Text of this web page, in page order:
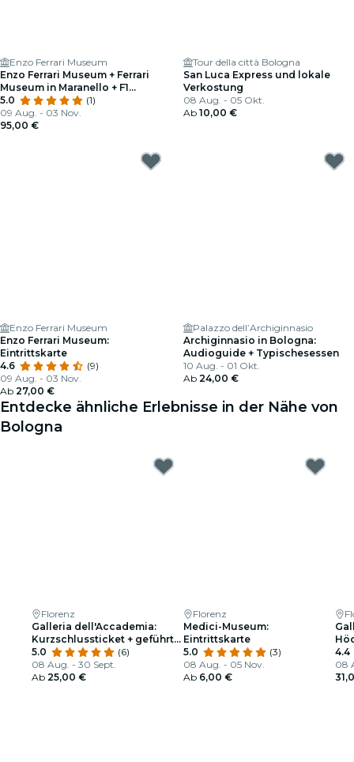
Enzo Ferrari Museum
Enzo Ferrari Museum + Ferrari
Museum in Maranello + F1
Simulator
5.0
(1)
09 Aug. - 03 Nov.
95,00 €
Tour della città Bologna
San Luca Express und lokale
Verkostung
08 Aug. - 05 Okt.
Ab 10,00 €
Enzo Ferrari Museum
Enzo Ferrari Museum:
Eintrittskarte
4.6
(9)
09 Aug. - 03 Nov.
Ab 27,00 €
Palazzo dell’Archiginnasio
Archiginnasio in Bologna:
Audioguide + Typischesessen
10 Aug. - 01 Okt.
Ab 24,00 €
Entdecke ähnliche Erlebnisse in der Nähe von
Bologna
Florenz
Galleria dell'Accademia:
Kurzschlussticket + geführte
Tour
5.0
(6)
08 Aug. - 30 Sept.
Ab 25,00 €
Florenz
Medici-Museum:
Eintrittskarte
5.0
(3)
08 Aug. - 05 Nov.
Ab 6,00 €
4.4
08